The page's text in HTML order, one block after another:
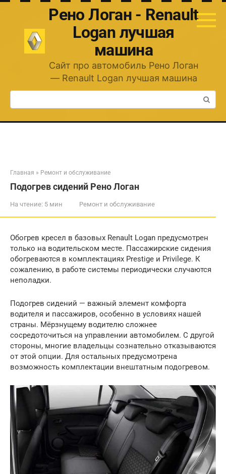
Перейти
Рено Логан - Renault
Logan лучшая
машина
Сайт про автомобиль Рено Логан
— Renault Logan лучшая машина
Поиск:
Главная » Ремонт и обслуживание
Подогрев сидений Рено Логан
На чтение: 5 мин Ремонт и обслуживание
Обогрев кресел в базовых Renault Logan предусмотрен
только на водительском месте. Пассажирские сидения
обогреваются в комплектациях Prestige и Privilege. К
сожалению, в работе системы периодически случаются
неполадки.
Подогрев сидений — важный элемент комфорта
водителя и пассажиров, особенно в условиях нашей
страны. Мёрзнущему водителю сложнее
сосредоточиться на управлении автомобилем. С другой
стороны, многие владельцы сознательно отказываются
от этой опции. Для остальных предусмотрена
возможность комплектации внештатным подогревом.